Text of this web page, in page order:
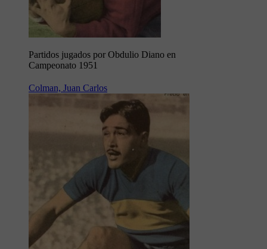
Partidos jugados por Obdulio Diano en
Campeonato 1951
Colman, Juan Carlos